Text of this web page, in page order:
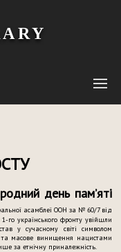
день пам’яті
асамблеї ООН за № 60/7 від
го українського фронту увійшли
у сучасному світі символом
та масове винищення нацистами
за етнічну приналежність.